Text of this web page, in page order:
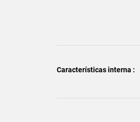
Características interna :